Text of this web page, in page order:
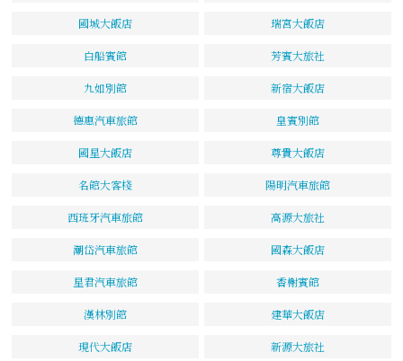
國城大飯店 瑞宮大飯店
白船賓館 芳賓大旅社
九如別館 新宿大飯店
德惠汽車旅館 皇賓別館
國星大飯店 尊貴大飯店
名館大客棧 陽明汽車旅館
西班牙汽車旅館 高源大旅社
潮岱汽車旅館 國森大飯店
星君汽車旅館 香榭賓館
漢林別館 建華大飯店
現代大飯店 新源大旅社